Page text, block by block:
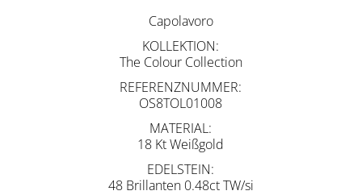
Capolavoro
KOLLEKTION
The Colour Collection
REFERENZNUMMER
OS8TOL01008
MATERIAL
18 Kt Weißgold
EDELSTEIN
48 Brillanten 0.48ct TW/si